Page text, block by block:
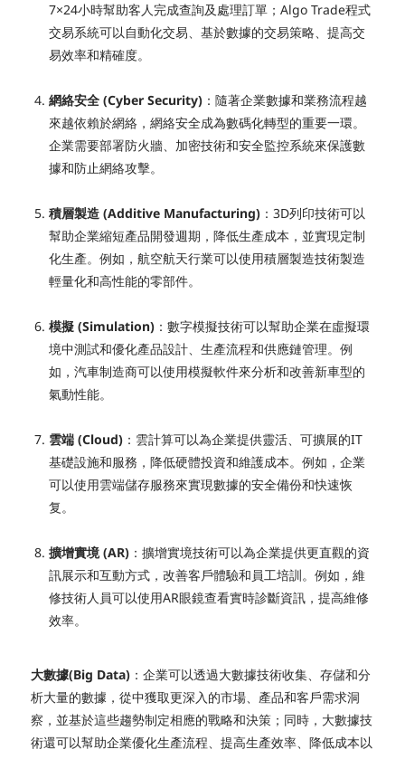
7×24小時幫助客人完成查詢及處理訂單；Algo Trade程式
交易系統可以自動化交易、基於數據的交易策略、提高交
易效率和精確度。
網絡安全 (Cyber Security) ：隨著企業數據和業務流程越
來越依賴於網絡，網絡安全成為數碼化轉型的重要一環。
企業需要部署防火牆、加密技術和安全監控系統來保護數
據和防止網絡攻擊。
積層製造 (Additive Manufacturing) ：3D列印技術可以
幫助企業縮短產品開發週期，降低生產成本，並實現定制
化生產。例如，航空航天行業可以使用積層製造技術製造
輕量化和高性能的零部件。
模擬 (Simulation) ：數字模擬技術可以幫助企業在虛擬環
境中測試和優化產品設計、生產流程和供應鏈管理。例
如，汽車制造商可以使用模擬軟件來分析和改善新車型的
氣動性能。
雲端 (Cloud) ：雲計算可以為企業提供靈活、可擴展的IT
基礎設施和服務，降低硬體投資和維護成本。例如，企業
可以使用雲端儲存服務來實現數據的安全備份和快速恢
复。
擴增實境 (AR) ：擴增實境技術可以為企業提供更直觀的資
訊展示和互動方式，改善客戶體驗和員工培訓。例如，維
修技術人員可以使用AR眼鏡查看實時診斷資訊，提高維修
效率。
大數據(Big Data) ：企業可以透過大數據技術收集、存儲和分
析大量的數據，從中獲取更深入的市場、產品和客戶需求洞
察，並基於這些趨勢制定相應的戰略和決策；同時，大數據技
術還可以幫助企業優化生產流程、提高生產效率、降低成本以